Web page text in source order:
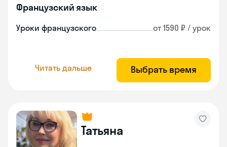
Французский язык
Уроки французского от 1590 ₽ / урок
Читать дальше Выбрать время
Татьяна